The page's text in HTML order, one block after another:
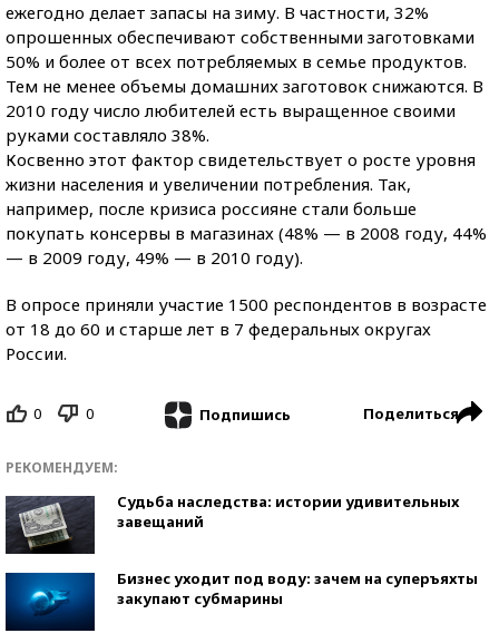
ежегодно делает запасы на зиму. В частности, 32%
опрошенных обеспечивают собственными заготовками
50% и более от всех потребляемых в семье продуктов.
Тем не менее объемы домашних заготовок снижаются. В
2010 году число любителей есть выращенное своими
руками составляло 38%.
Косвенно этот фактор свидетельствует о росте уровня
жизни населения и увеличении потребления. Так,
например, после кризиса россияне стали больше
покупать консервы в магазинах (48% — в 2008 году, 44%
— в 2009 году, 49% — в 2010 году).
В опросе приняли участие 1500 респондентов в возрасте
от 18 до 60 и старше лет в 7 федеральных округах
России.
0 0 Подпишись Поделиться
РЕКОМЕНДУЕМ:
Судьба наследства: истории удивительных
завещаний
Бизнес уходит под воду: зачем на суперъяхты
закупают субмарины